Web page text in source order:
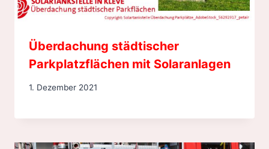
Überdachung städtischer
Parkplatzflächen mit Solaranlagen
1. Dezember 2021